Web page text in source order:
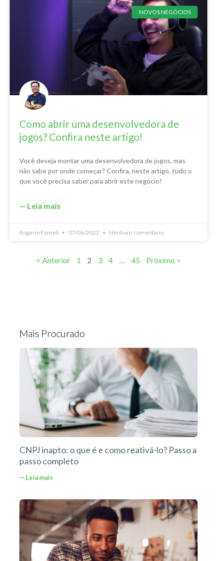
NOVOS NEGÓCIOS
Como abrir uma desenvolvedora de
jogos? Confira neste artigo!
Você deseja montar uma desenvolvedora de jogos, mas
não sabe por onde começar? Confira, neste artigo, tudo o
que você precisa saber para abrir este negócio!
— Leia mais
Rogerio Fameli 07/06/2022 Nenhum comentário
< Anterior 1 2 3 4 … 45 Próximo >
Mais Procurado
CNPJ inapto: o que é e como reativá-lo? Passo a
passo completo
— Leia mais